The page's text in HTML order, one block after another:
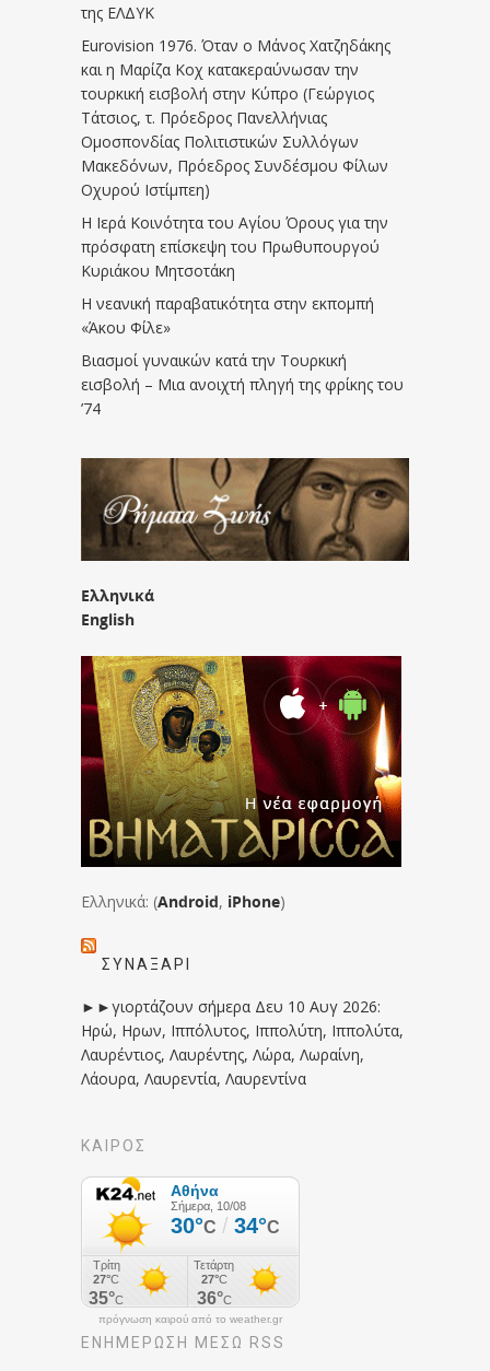
της ΕΛΔΥΚ
Eurovision 1976. Όταν ο Μάνος Χατζηδάκης
και η Μαρίζα Κοχ κατακεραύνωσαν την
τουρκική εισβολή στην Κύπρο (Γεώργιος
Τάτσιος, τ. Πρόεδρος Πανελλήνιας
Ομοσπονδίας Πολιτιστικών Συλλόγων
Μακεδόνων, Πρόεδρος Συνδέσμου Φίλων
Οχυρού Ιστίμπεη)
Η Ιερά Κοινότητα του Αγίου Όρους για την
πρόσφατη επίσκεψη του Πρωθυπουργού
Κυριάκου Μητσοτάκη
Η νεανική παραβατικότητα στην εκπομπή
«Άκου Φίλε»
Βιασμοί γυναικών κατά την Τουρκική
εισβολή – Μια ανοιχτή πληγή της φρίκης του
’74
Ελληνικά
English
Ελληνικά: (Android, iPhone)
ΣΥΝΑΞΆΡΙ
►►γιορτάζουν σήμερα Δευ 10 Αυγ 2026:
Ηρώ, Ηρων, Ιππόλυτος, Ιππολύτη, Ιππολύτα,
Λαυρέντιος, Λαυρέντης, Λώρα, Λωραίνη,
Λάουρα, Λαυρεντία, Λαυρεντίνα
ΚΑΙΡΟΣ
πρόγνωση καιρού από το weather.gr
ΕΝΗΜΈΡΩΣΉ ΜΕΣΩ RSS